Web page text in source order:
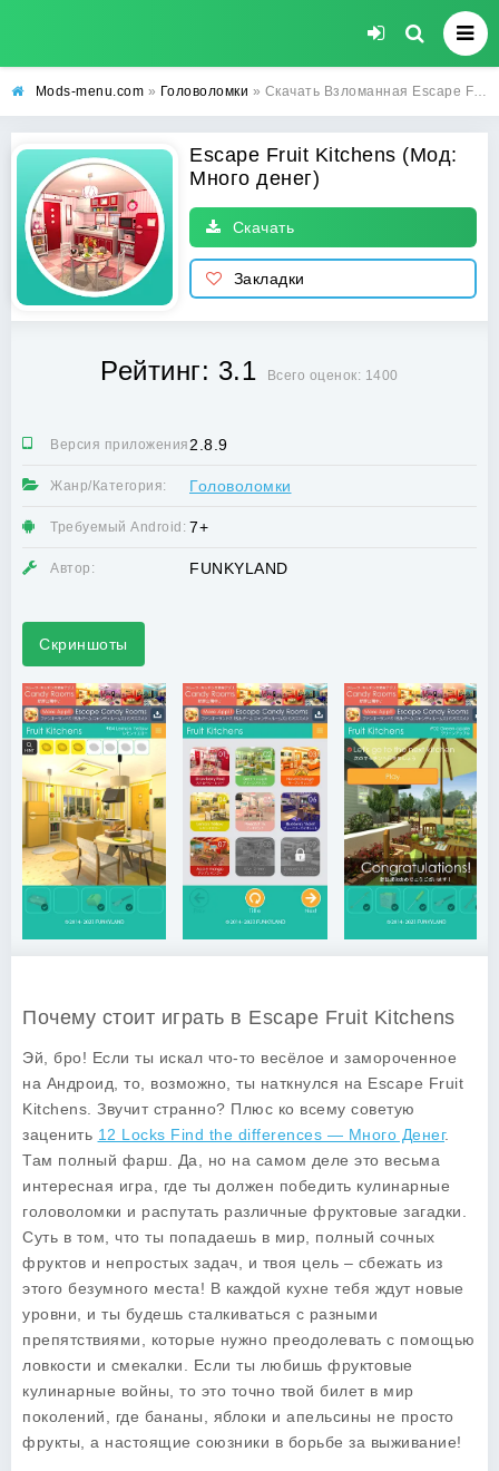
Mods-menu.com » Головоломки » Скачать Взломанная Escape Fruit Kitchens на Андроид (Много денег) бесплатно
Escape Fruit Kitchens (Мод:
Много денег)
Скачать
Закладки
Рейтинг: 3.1 Всего оценок: 1400
Версия приложения:2.8.9
Жанр/Категория: Головоломки
Требуемый Android: 7+
Автор: FUNKYLAND
Скриншоты
Почему стоит играть в Escape Fruit Kitchens
Эй, бро! Если ты искал что-то весёлое и замороченное
на Андроид, то, возможно, ты наткнулся на Escape Fruit
Kitchens . Звучит странно? Плюс ко всему советую
заценить 12 Locks Find the differences — Много Денег.
Там полный фарш. Да, но на самом деле это весьма
интересная игра, где ты должен победить кулинарные
головоломки и распутать различные фруктовые загадки.
Суть в том, что ты попадаешь в мир, полный сочных
фруктов и непростых задач, и твоя цель – сбежать из
этого безумного места! В каждой кухне тебя ждут новые
уровни, и ты будешь сталкиваться с разными
препятствиями, которые нужно преодолевать с помощью
ловкости и смекалки. Если ты любишь фруктовые
кулинарные войны, то это точно твой билет в мир
поколений, где бананы, яблоки и апельсины не просто
фрукты, а настоящие союзники в борьбе за выживание!